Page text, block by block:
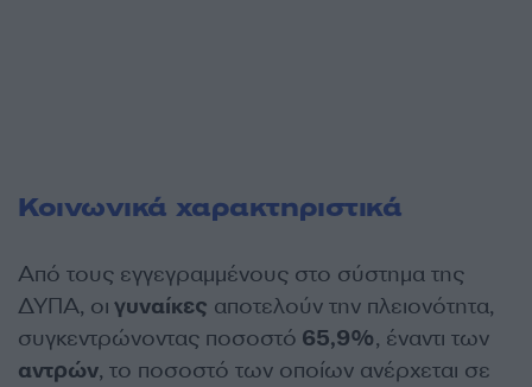
Κοινωνικά χαρακτηριστικά
Από τους εγγεγραμμένους στο σύστημα της
ΔΥΠΑ, οι γυναίκες αποτελούν την πλειονότητα,
συγκεντρώνοντας ποσοστό 65,9%, έναντι των
αντρών, το ποσοστό των οποίων ανέρχεται σε